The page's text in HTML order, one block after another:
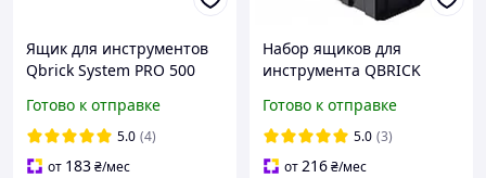
Ящик для инструментов
Qbrick System PRO 500
Готово к отправке
5.0 (4)
от 183₴/мес
Набор ящиков для
инструмента QBRICK
19+16+13 (5901238253938)
DL
Готово к отправке
5.0 (3)
от216₴/мес